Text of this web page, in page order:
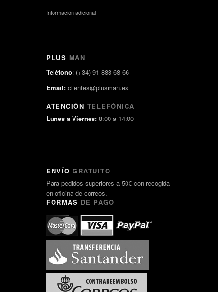
Información adicional
PLUS MAN
Teléfono: (+34) 91 883 68 66
Email: clientes@plusman.es
ATENCIÓN TELEFÓNICA
Lunes a Viernes: 8:00 a 14:00
ENVÍO GRATUITO
Para pedidos superiores a 50€ con recogida
en oficina de correos.
FORMAS DE PAGO